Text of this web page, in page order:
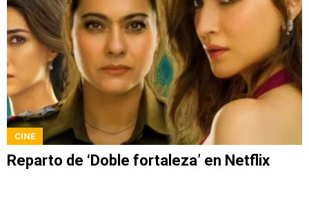
CINE
Reparto de ‘Doble fortaleza’ en Netflix